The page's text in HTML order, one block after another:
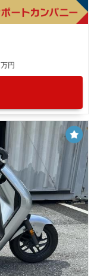
万円